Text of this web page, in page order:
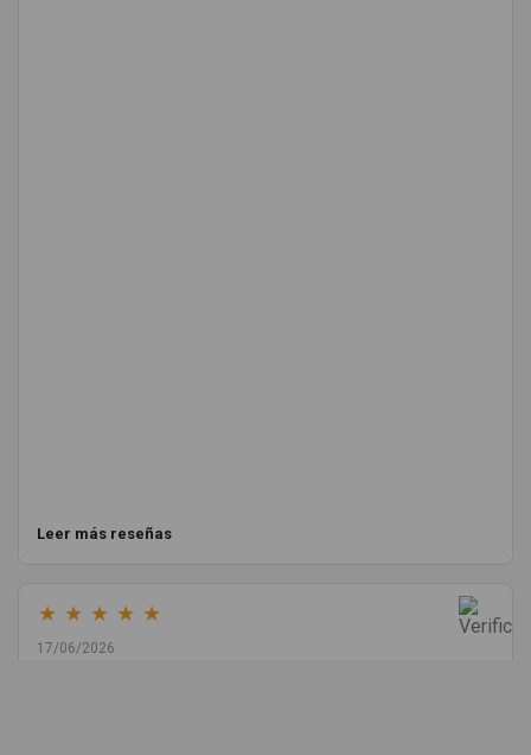
Leer más reseñas
★ ★ ★ ★ ★
17/06/2026